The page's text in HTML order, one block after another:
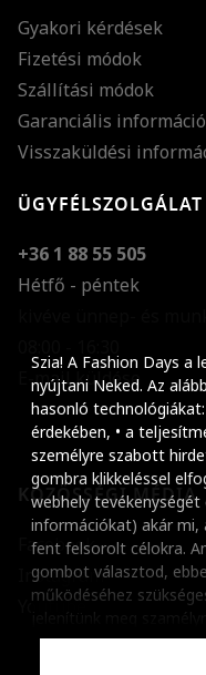
Szia! A Fashion Days a
nyújtani Neked. Az
hasonló
érdekében, • a
személyre szabott
gombra klikkeléssel
webhely tevékenységét
információkat) akár mi,
fent felsorolt célokra.
gombot választod,
működéséhez
beállításaidat
kezelése"" gombra
Gyakori kérdések
Fizetési módok
Szállítási módok
Garanciális információ
Visszaküldési
ÜGYFÉLSZOLGÁLAT
+36 1 88 55 505
Hétfő - péntek
E-mail küldése
KÖZÖSSÉGI MÉDIA
Facebook
Instagram
Youtube